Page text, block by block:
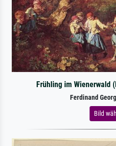
Frühling im Wienerwald
Ferdinand
Bild